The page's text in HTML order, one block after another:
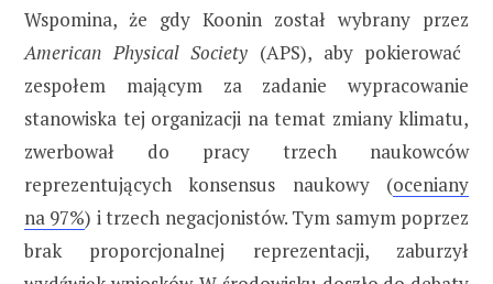
Wspomina, że gdy Koonin został wybrany przez
American Physical Society (APS), aby pokierować
zespołem mającym za zadanie wypracowanie
stanowiska tej organizacji na temat zmiany klimatu,
zwerbował do pracy trzech naukowców
reprezentujących konsensus naukowy (oceniany
na 97%) i trzech negacjonistów. Tym samym poprzez
brak proporcjonalnej reprezentacji, zaburzył